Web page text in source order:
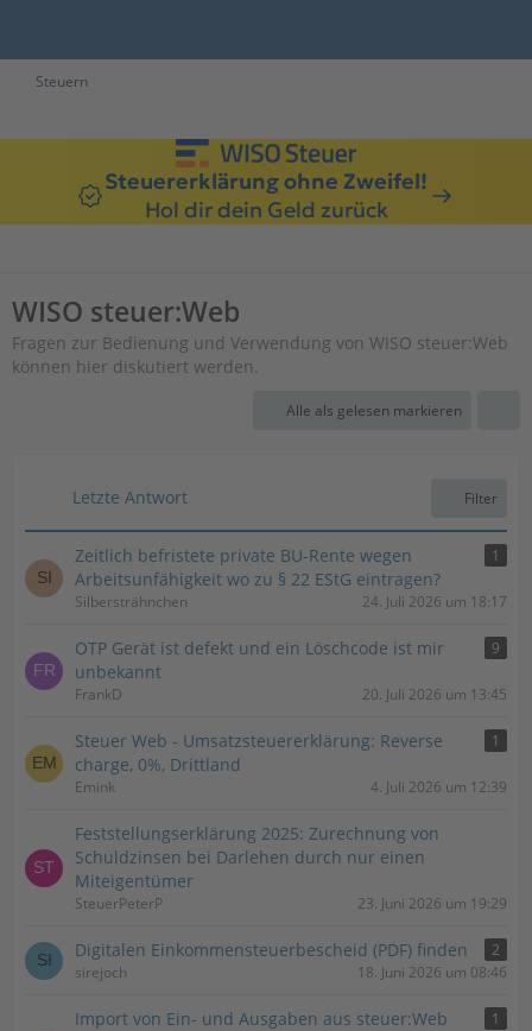
Steuern
Steuererklärung ohne Zweifel!
Hol dir dein Geld zurück
WISO steuer:Web
Fragen zur Bedienung und Verwendung von WISO steuer:Web
können hier diskutiert werden.
Alle als gelesen markieren
Letzte Antwort Filter
Zeitlich befristete private BU-Rente wegen
Arbeitsunfähigkeit wo zu § 22 EStG eintragen?
1
Silbersträhnchen 24. Juli 2026 um 18:17
OTP Gerät ist defekt und ein Löschcode ist mir
unbekannt
9
FrankD 20. Juli 2026 um 13:45
Steuer Web - Umsatzsteuererklärung: Reverse
charge, 0%, Drittland
1
Emink 4. Juli 2026 um 12:39
Feststellungserklärung 2025: Zurechnung von
Schuldzinsen bei Darlehen durch nur einen
Miteigentümer
SteuerPeterP 23. Juni 2026 um 19:29
Digitalen Einkommensteuerbescheid (PDF) finden
2
sirejoch
18. Juni 2026 um 08:46
Import von Ein- und Ausgaben aus steuer:Web
1